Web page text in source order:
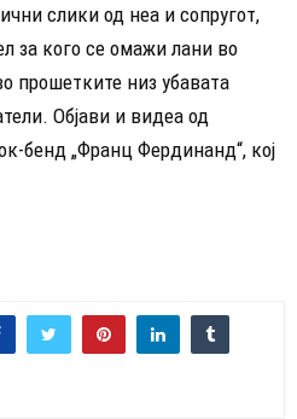
слики од неа и сопругот,
за кого се омажи лани во
прошетките низ убавата
Објави и видеа од
бенд „Франц Фердинанд“, кој